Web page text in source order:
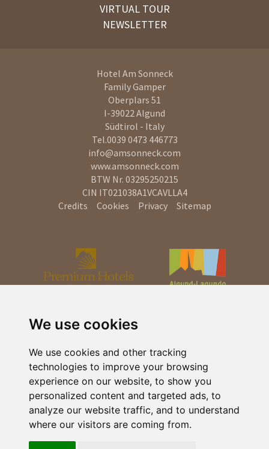
We use cookies
We use cookies and other tracking
technologies to improve your browsing
experience on our website, to show you
personalized content and targeted ads, to
analyze our website traffic, and to understand
where our visitors are coming from.
VIRTUAL TOUR
NEWSLETTER
Hotel Am Sonneck
Family Gamper
Oberplars 51
I-39022Algund
Südtirol - Italy
Tel.0039 0473 446773
info@amsonneck.com
www.amsonneck.com
BTW Nr. 03295250215
CIN IT021038A1VCAVLLA4
Credits
Cookies Privacy Sitemap